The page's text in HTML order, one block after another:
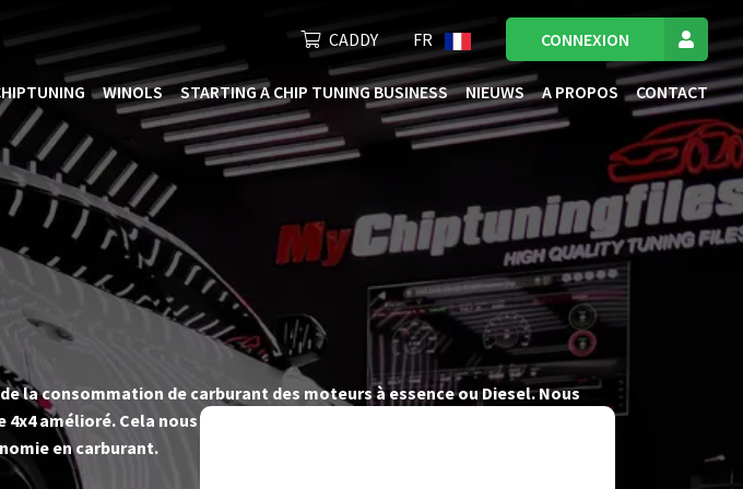
CADDY FR CONNEXION
WINOLS STARTING A CHIP TUNING BUSINESS NIEUWS A PROPOS CONTACT
la consommation de carburant des moteurs à essence ou Diesel. Nous
amélioré. Cela nous permet de vous offrir des fichiers de tuning de l’ECU
en carburant.